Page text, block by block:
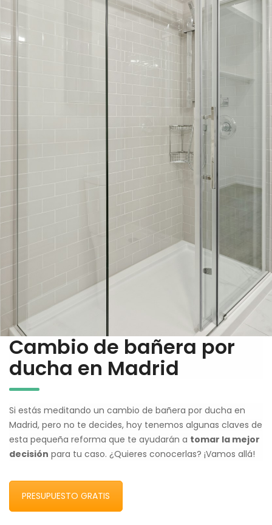
Cambio de bañera por
ducha en Madrid
Si estás meditando un cambio de bañera por ducha en
Madrid, pero no te decides, hoy tenemos algunas claves de
esta pequeña reforma que te ayudarán a tomar la mejor
decisión para tu caso. ¿Quieres conocerlas? ¡Vamos allá!
PRESUPUESTO GRATIS